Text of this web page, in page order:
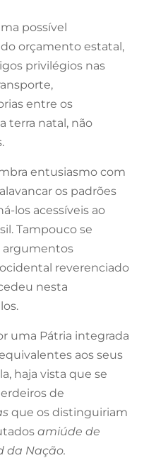
possível
orçamento estatal,
privilégios nas
entre os
terra natal, não
entusiasmo com
os padrões
los acessíveis ao
Tampouco se
argumentos
reverenciado
nesta
uma Pátria integrada
aos seus
haja vista que se
de
que os distinguiriam
amiúde de
da Nação.